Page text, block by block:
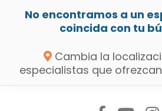
No encontramos a un
coincida con tu
Cambia la
especialistas que